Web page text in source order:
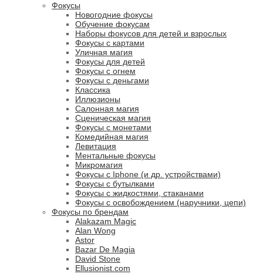
Фокусы
Новогодние фокусы
Обучение фокусам
Наборы фокусов для детей и взрослых
Фокусы с картами
Уличная магия
Фокусы для детей
Фокусы с огнем
Фокусы с деньгами
Классика
Иллюзионы
Салонная магия
Сценическая магия
Фокусы с монетами
Комедийная магия
Левитация
Ментальные фокусы
Микромагия
Фокусы с Iphone (и др. устройствами)
Фокусы с бутылками
Фокусы с жидкостями, стаканами
Фокусы с освобождением (наручники, цепи)
Фокусы по брендам
Alakazam Magic
Alan Wong
Astor
Bazar De Magia
David Stone
Ellusionist.com